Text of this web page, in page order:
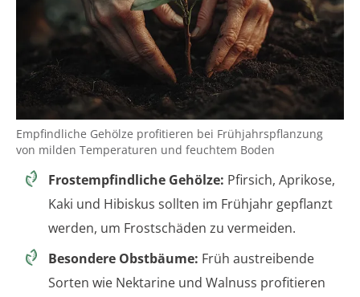
Empfindliche Gehölze profitieren bei Frühjahrspflanzung
von milden Temperaturen und feuchtem Boden
Frostempfindliche Gehölze: Pfirsich, Aprikose,
Kaki und Hibiskus sollten im Frühjahr gepflanzt
werden, um Frostschäden zu vermeiden.
Besondere Obstbäume: Früh austreibende
Sorten wie Nektarine und Walnuss profitieren